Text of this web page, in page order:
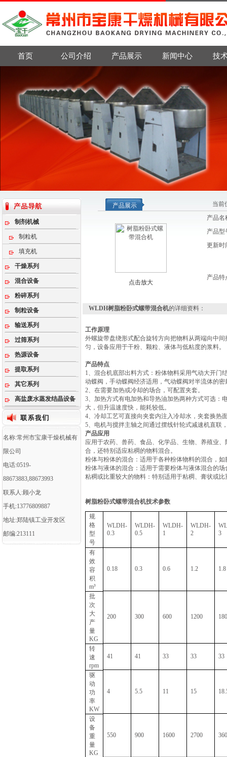
首页 公司介绍 产品展示 新闻中心 技
制剂机械
制粒机
填充机
干燥系列
混合设备
粉碎系列
制粒设备
输送系列
过筛系列
热源设备
提取系列
其它系列
高盐废水蒸发结晶设备
名称:常州市宝康干燥机械有
限公司
电话:0519-
88673883,88673993
联系人:顾小龙
手机:13776809887
地址:郑陆镇工业开发区
邮编:213111
产品展示 当前
点击放大
产品名
产品型
更新时
产品特
WLDH树脂粉卧式螺带混合机的详细资料：
工作原理
外螺旋带盘绕形式配合旋转方向把物料从两端向中
匀，设备应用于干粉、颗粒、液体与低粘度的浆料。
产品特点
1、混合机底部出料方式：粉体物料采用气动大开门
动蝶阀，手动蝶阀经济适用，气动蝶阀对半流体的
2、在需要加热或冷却的场合，可配置夹套。
3、加热方式有电加热和导热油加热两种方式可选：
大，但升温速度快，能耗较低。
4、冷却工艺可直接向夹套内注入冷却水，夹套换热
5、电机与搅拌主轴之间通过摆线针轮式减速机直联
产品应用
应用于农药、兽药、食品、化学品、生物、养殖业
合，还特别适应粘稠的物料混合。
粉体与粉体的混合‌：适用于各种粉体物料的混合，
粉体与液体的混合‌：适用于需要粉体与液体混合的
粘稠或比重较大的物料‌：特别适用于粘稠、膏状或
树脂粉卧式螺带混合机技术参数
规
格
型
号
WLDH-
0.3
WLDH-
0.5
WLDH-
1
WLDH-
2
3
有
效
容
积
m³
0.18 0.3 0.6 1.2 1.8
批
次
大
产
量
KG
200 300 600 1200
转
速
rpm
41 41 33 33 33
驱
动
功
率
KW
4 5.5 11 15
设
备
重
量
KG
550 900 1600 2700